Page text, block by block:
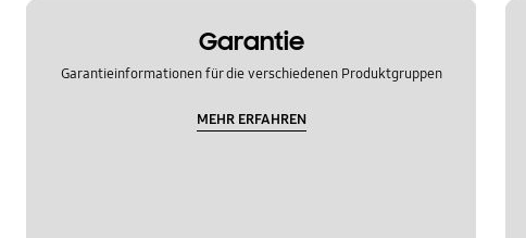
Garantie
Garantieinformationen für die verschiedenen Produktgruppen
MEHR ERFAHREN